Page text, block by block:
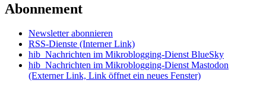
Abonnement
Newsletter abonnieren
RSS-Dienste (Interner Link)
hib_Nachrichten im Mikroblogging-Dienst BlueSky
hib_Nachrichten im Mikroblogging-Dienst Mastodon
(Externer Link, Link öffnet ein neues Fenster)